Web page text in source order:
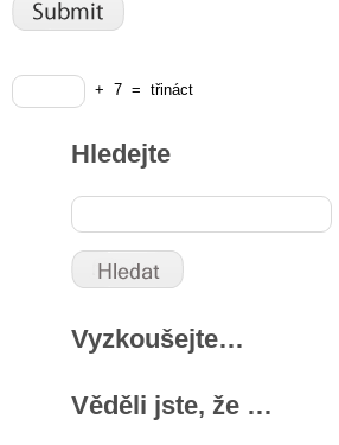
+ 7 = třináct
Hledejte
Vyzkoušejte…
Věděli jste, že …